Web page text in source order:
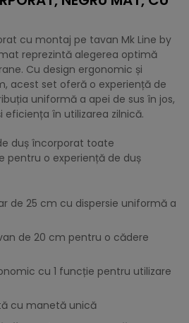
cu montaj pe tavan Mk Line by
reprezintă alegerea optimă
Cu design ergonomic și
acest set oferă o experiență de
uniformă a apei de sus în jos,
în utilizarea zilnică.
duș încorporat toate
pentru o experiență de duș
de 25 cm cu dispersie uniformă a
de 20 cm pentru o cădere
cu 1 funcție pentru utilizare
cu manetă unică